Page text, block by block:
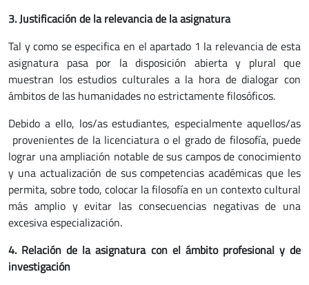
3.Justificación de la relevancia de la asignatura
Tal y como se especifica en el apartado 1 la relevancia de esta
asignatura pasa por la disposición abierta y plural que
muestran los estudios culturales a la hora de dialogar con
ámbitos de las humanidades no estrictamente filosóficos.
Debido a ello, los/as estudiantes, especialmente aquellos/as
provenientes de la licenciatura o el grado de filosofía, puede
lograr una ampliación notable de sus campos de conocimiento
y una actualización de sus competencias académicas que les
permita, sobre todo, colocar la filosofía en un contexto cultural
más amplio y evitar las consecuencias negativas de una
excesiva especialización.
4. Relación de la asignatura con el ámbito profesional y de
investigación